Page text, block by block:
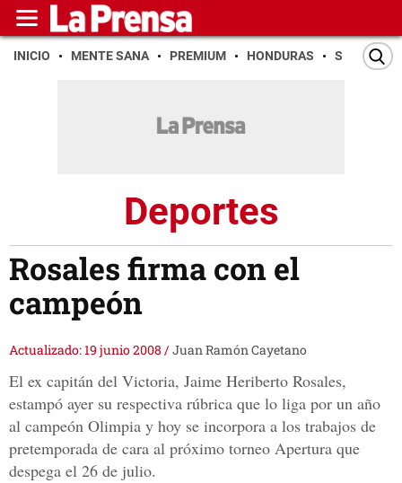
INICIO MENTE SANA PREMIUM HONDURAS SAN PEDRO
Deportes
Rosales firma con el
campeón
Actualizado: 19 junio 2008 /Juan Ramón Cayetano
El ex capitán del Victoria, Jaime Heriberto Rosales,
estampó ayer su respectiva rúbrica que lo liga por un año
al campeón Olimpia y hoy se incorpora a los trabajos de
pretemporada de cara al próximo torneo Apertura que
despega el 26 de julio.